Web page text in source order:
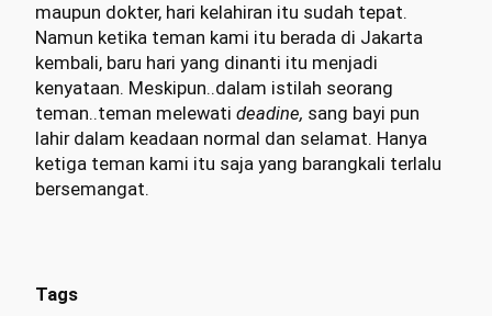
maupun dokter, hari kelahiran itu sudah tepat.
Namun ketika teman kami itu berada di Jakarta
kembali, baru hari yang dinanti itu menjadi
kenyataan. Meskipun..dalam istilah seorang
teman..teman melewati deadine, sang bayi pun
lahir dalam keadaan normal dan selamat. Hanya
ketiga teman kami itu saja yang barangkali terlalu
bersemangat.
Tags